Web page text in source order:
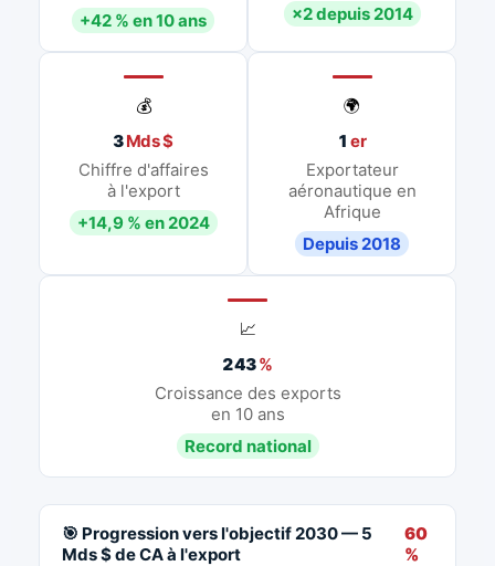
+42 % en 10 ans
×2 depuis 2014
💰
3Mds $
Chiffre d'affaires
à l'export
+14,9 % en 2024
🌍
1 er
Exportateur
aéronautique en
Afrique
Depuis 2018
📈
243%
Croissance des exports
en 10 ans
Record national
🎯 Progression vers l'objectif 2030 — 5
Mds $ de CA à l'export
60
%